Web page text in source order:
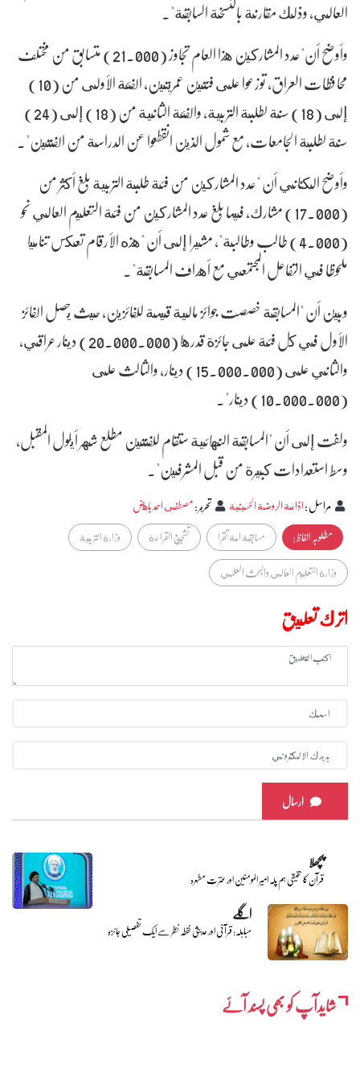
العالي، وذلك مقارنة بالنسخة السابقة".
وأوضح أن"عدد المشاركين هذا العام تجاوز (21.000) متسابق من مختلف
محافظات العراق، توزعوا على فئتين عمريتين، الفئة الأولى من (10)
إلى (18) سنة لطلبة التربية، والفئة الثانية من (18) إلى (24)
سنة لطلبة الجامعات، مع شمول الذين انقطعوا عن الدراسة من الفئتين".
وأوضح الكناني أن "عدد المشاركين من فئة طلبة التربية بلغ أكثر من
(17.000) مشارك، فيما بلغ عدد المشاركين من فئة التعليم العالي نحو
(4.000) طالب وطالبة"، مشيرا إلى أن "هذه الأرقام تعكس تناميا
ملحوظا في التفاعل المجتمعي مع أهداف المسابقة".
وبين أن "المسابقة خصصت جوائز مالية قيمة للفائزين، حيث يحصل الفائز
الأول في كل فئة على جائزة قدرها (20.000.000) دينار عراقي،
والثاني على (15.000.000) دينار، والثالث على
(10.000.000) دينار".
ولفت إلى أن "المسابقة النهائية ستقام للفئتين مطلع شهر أيلول المقبل،
وسط استعدادات كبيرة من قبل المشرفين".
مراسل:اذاعة الروضة الحسينية تحرير:مصطفى احمد باهض
مطلوبہ الفاظ :
مسابقة امة تقرا تشجيع القراءة
وزارة التربية
وزارة التعليم العالي والبحث العلمي
اترك تعليق
ارسال
پچھلا
قرآن کا حقیقی ہم پلہ امیر المومنین اور عترتِ مطہرہ
اگلے
مباہلہ: قرآنی اور حدیثی نقطہ نظر سے ایک تفصیلی جائزہ
شایدآپ کو بھی پسند آئے